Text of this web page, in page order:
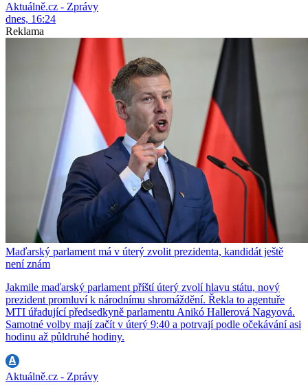
Aktuálně.cz - Zprávy
dnes, 16:24
Reklama
Maďarský parlament má v úterý zvolit prezidenta, kandidát ještě
není znám
Jakmile maďarský parlament příští úterý zvolí hlavu státu, nový
prezident promluví k národnímu shromáždění. Řekla to agentuře
MTI úřadující předsedkyně parlamentu Anikó Hallerová Nagyová.
Samotné volby mají začít v úterý 9:40 a potrvají podle očekávání asi
hodinu až půldruhé hodiny.
Aktuálně.cz - Zprávy